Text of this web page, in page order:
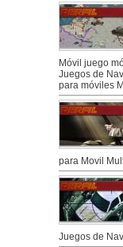
Móvil juego
Juegos de
para móviles
para Movil
Juegos de